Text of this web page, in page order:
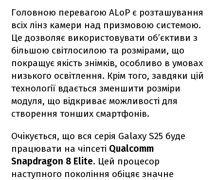
Головною перевагою ALoP є розташування
всіх лінз камери над призмовою системою.
Це дозволяє використовувати об’єктиви з
більшою світлосилою та розмірами, що
покращує якість знімків, особливо в умовах
низького освітлення. Крім того, завдяки цій
технології вдається зменшити розміри
модуля, що відкриває можливості для
створення тонших смартфонів.
Очікується, що вся серія Galaxy S25 буде
працювати на чіпсеті Qualcomm
Snapdragon 8 Elite. Цей процесор
наступного покоління обіцяє значне